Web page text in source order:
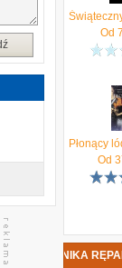
Od
Od
MONIKA